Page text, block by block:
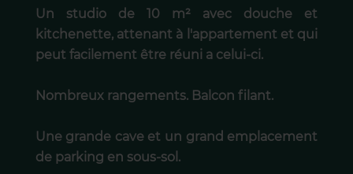
Un studio de 10 m² avec douche et
kitchenette, attenant à l'appartement et qui
peut facilement être réuni a celui-ci.
Nombreux rangements. Balcon filant.
Une grande cave et un grand emplacement
de parking en sous-sol.